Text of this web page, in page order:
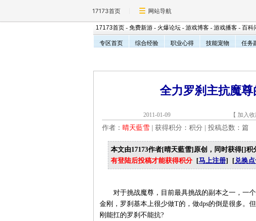
17173首页 网站导航
17173首页 - 免费新游 - 火爆论坛 - 游戏博客 - 游戏播客 - 百科
专区首页 综合经验 职业心得 技能宠物 任务
全力罗刹主抗魔
2011-01-09 【 加入
作者： 晴天藍雪 | 获得积分： 积分 | 投稿总数： 篇
本文由17173作者[晴天藍雪]原创，同时获得[]积
有登陆后投稿才能获得积分
[马上注册] [ 兑换
对于挑战魔尊，目前最具挑战的副本之一，一个
金刚，罗刹基本上很少做T的，做dps的倒是很多。
刚能扛的罗刹不能抗?